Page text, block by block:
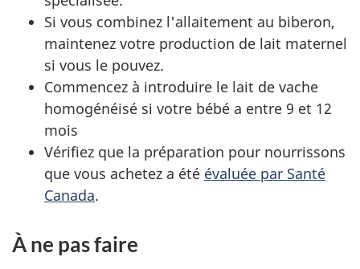
Si vous combinez l'allaitement au biberon,
maintenez votre production de lait maternel
si vous le pouvez.
Commencez à introduire le lait de vache
homogénéisé si votre bébé a entre 9 et 12
mois
Vérifiez que la préparation pour nourrissons
que vous achetez a été évaluée par Santé
Canada.
À ne pas faire